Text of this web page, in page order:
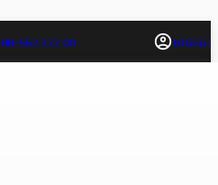
08-562 372 00 LOGGA IN